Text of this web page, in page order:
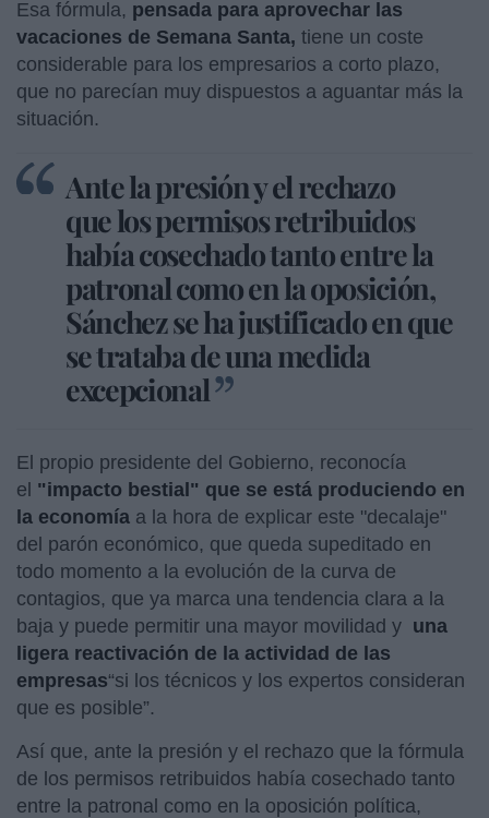
Esa fórmula, pensada para aprovechar las
vacaciones de Semana Santa, tiene un coste
considerable para los empresarios a corto plazo,
que no parecían muy dispuestos a aguantar más la
situación.
Ante la presión y el rechazo
que los permisos retribuidos
había cosechado tanto entre la
patronal como en la oposición,
Sánchez se ha justificado en que
se trataba de una medida
excepcional
El propio presidente del Gobierno, reconocía
el "impacto bestial" que se está produciendo en
la economía a la hora de explicar este "decalaje"
del parón económico, que queda supeditado en
todo momento a la evolución de la curva de
contagios, que ya marca una tendencia clara a la
baja y puede permitir una mayor movilidad y una
ligera reactivación de la actividad de las
empresas“si los técnicos y los expertos consideran
que es posible”.
Así que, ante la presión y el rechazo que la fórmula
de los permisos retribuidos había cosechado tanto
entre la patronal como en la oposición política,